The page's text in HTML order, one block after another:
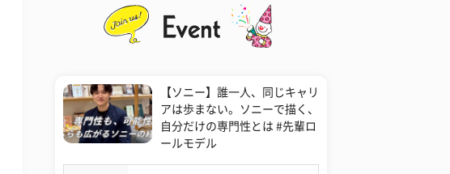
【ソニー】誰一人、同じキャリ
アは歩まない。ソニーで描く、
自分だけの専門性とは #先輩ロ
ールモデル